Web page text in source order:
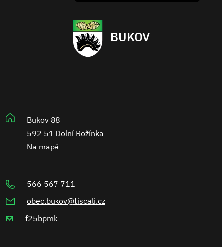
BUKOV
Bukov 88
592 51 Dolní Rožínka
Na mapě
566 567 711
obec.bukov@tiscali.cz
f25bpmk